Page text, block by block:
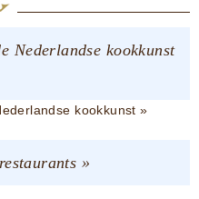
Nederlandse kookkunst
»